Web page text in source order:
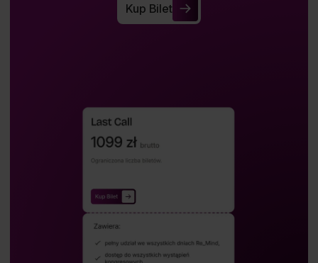
Kup Bilet
Kup Bilet